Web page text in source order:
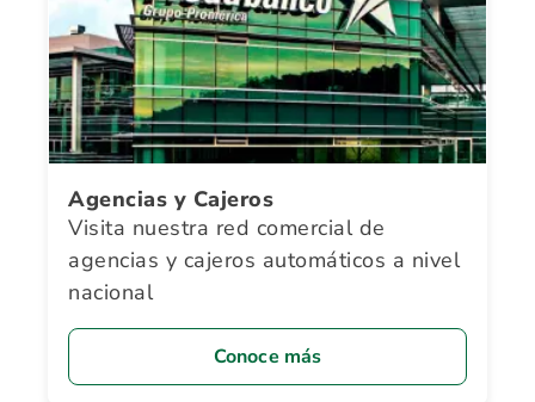
Agencias y Cajeros
Visita nuestra red comercial de
agencias y cajeros automáticos a nivel
nacional
Conoce más